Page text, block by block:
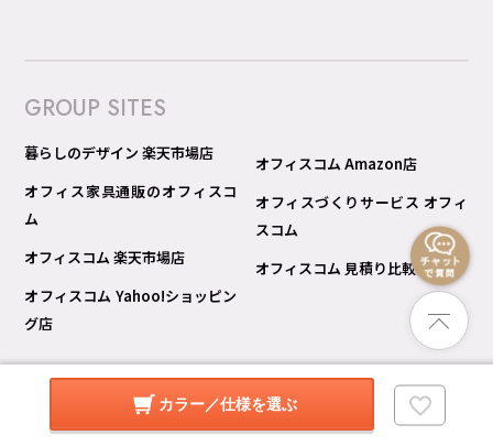
カラー／仕様を選ぶ
GROUP SITES
暮らしのデザイン 楽天市場店
オフィス家具通販のオフィスコ
ム
オフィスコム 楽天市場店
オフィスコム Yahoo!ショッピン
グ店
オフィスコム Amazon店
オフィスづくりサービス オフィ
スコム
オフィスコム 見積り比較 Pro
© copyright 暮らしのデザイン All rights reserved.